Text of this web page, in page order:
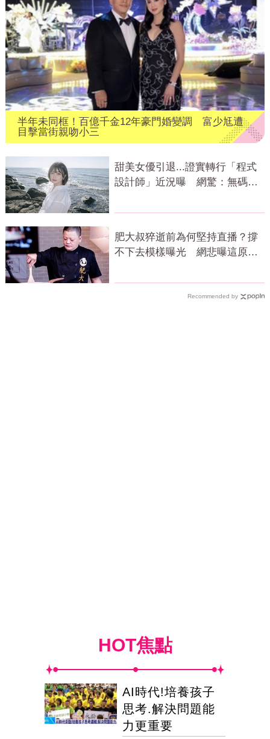
半年未同框！百億千金12年豪門婚變調 富少尪遭
目擊當街親吻小三
甜美女優引退...證實轉行「程式
設計師」近況曝 網驚：無碼變
肥大叔猝逝前為何堅持直播？撐
不下去模樣曝光 網悲曝這原因
Recommended by
HOT焦點
AI時代!培養孩子
思考.解決問題能
力更重要